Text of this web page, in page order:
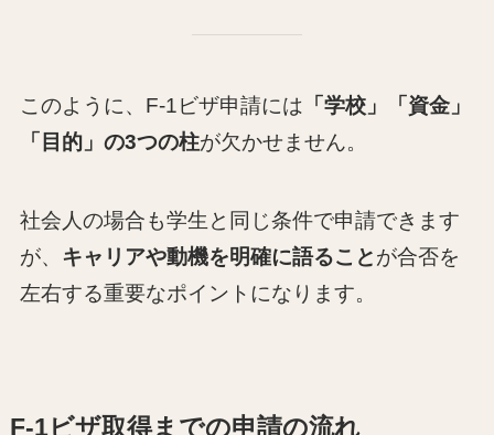
このように、F-1ビザ申請には 「学校」「資金」
「目的」の3つの柱が欠かせません。
社会人の場合も学生と同じ条件で申請できます
が、 キャリアや動機を明確に語ることが合否を
左右する重要なポイントになります。
F-1ビザ取得までの申請の流れ